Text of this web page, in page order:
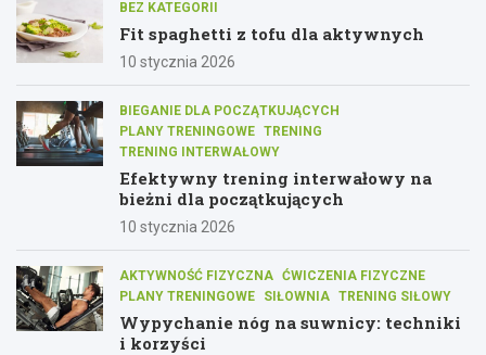
BEZ KATEGORII
Fit spaghetti z tofu dla aktywnych
10 stycznia 2026
BIEGANIE DLA POCZĄTKUJĄCYCH
PLANY TRENINGOWE TRENING
TRENING INTERWAŁOWY
Efektywny trening interwałowy na
bieżni dla początkujących
10 stycznia 2026
AKTYWNOŚĆ FIZYCZNA ĆWICZENIA FIZYCZNE
PLANY TRENINGOWE
SIŁOWNIA TRENING SIŁOWY
Wypychanie nóg na suwnicy: techniki
i korzyści